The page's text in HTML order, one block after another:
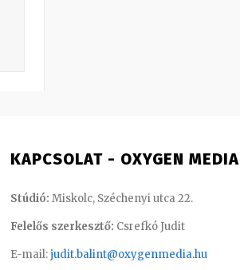
KAPCSOLAT - OXYGEN MEDIA
Stúdió: Miskolc, Széchenyi utca 22.
Felelős szerkesztő: Csrefkó Judit
E-mail:judit.balint@oxygenmedia.hu